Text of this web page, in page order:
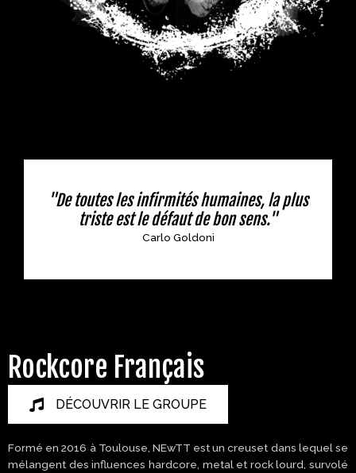
"De toutes les infirmités humaines, la plus
triste est le défaut de bon sens."
Carlo Goldoni
Rockcore Français
DÉCOUVRIR LE GROUPE
Formé en 2016 à Toulouse, NEwTT est un creuset dans lequel se
mélangent des influences hardcore, metal et rock lourd, survolé